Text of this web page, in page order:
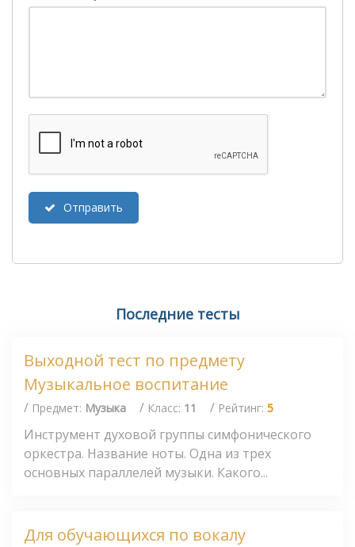
Отправить
Последние тесты
Выходной тест по предмету
Музыкальное воспитание
/ Предмет: Музыка / Класс: 11 / Рейтинг: 5
Инструмент духовой группы симфонического
оркестра. Название ноты. Одна из трех
основных параллелей музыки. Какого...
Для обучающихся по вокалу